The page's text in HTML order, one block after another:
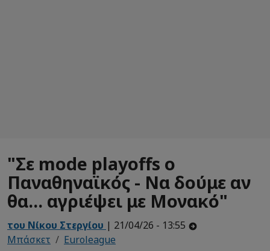
"Σε mode playoffs ο
Παναθηναϊκός - Να δούμε αν
θα... αγριέψει με Μονακό"
του Νίκου Στεργίου | 21/04/26 - 13:55
Μπάσκετ
Euroleague